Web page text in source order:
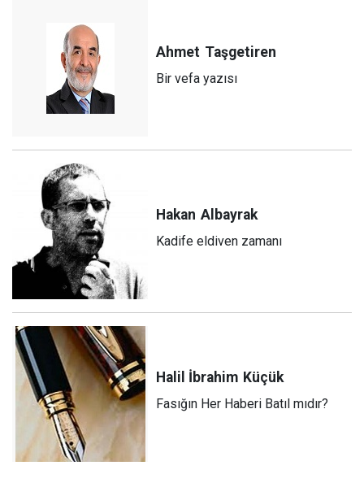
Ahmet Taşgetiren
Bir vefa yazısı
Hakan Albayrak
Kadife eldiven zamanı
Halil İbrahim Küçük
Fasığın Her Haberi Batıl mıdır?